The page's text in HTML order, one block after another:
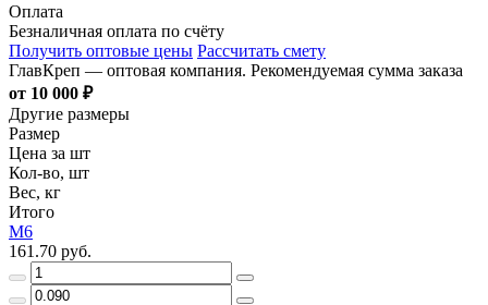
Оплата
Безналичная оплата по счёту
Получить оптовые цены Рассчитать смету
ГлавКреп — оптовая компания. Рекомендуемая сумма заказа
от 10 000 ₽
Другие размеры
Размер
Цена за шт
Кол-во, шт
Вес, кг
Итого
М6
161.70 руб.